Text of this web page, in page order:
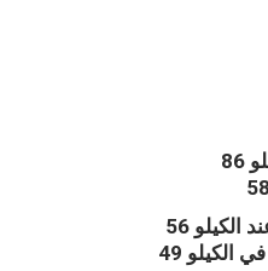
56
الكيلو 49